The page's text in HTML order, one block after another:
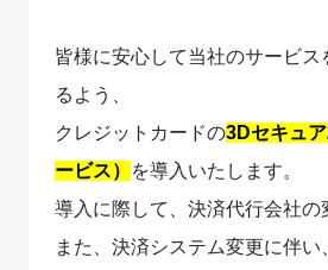
皆様に安心して当社のサービス
るよう、
クレジットカードの3Dセキュ
ービス） を導入いたします。
導入に際して、決済代行会社の
また、決済システム変更に伴